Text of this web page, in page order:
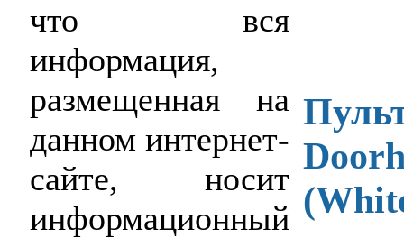
что вся
информация,
размещенная на
данном интернет-
сайте, носит
информационный